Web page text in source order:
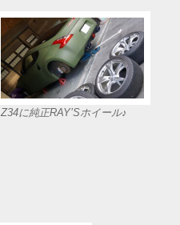
Z34に純正RAY’Sホイール♪